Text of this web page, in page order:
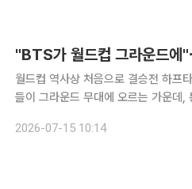
월드컵 역사상 처음으로 결승전 하프
들이 그라운드 무대에 오르는 가운데
회 사상 첫 하프타임 쇼가 진행된다
2026-07-15 10:14